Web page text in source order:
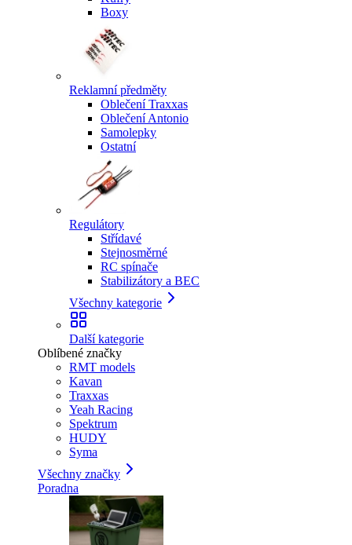
Boxy
Reklamní předměty
Oblečení Traxxas
Oblečení Antonio
Samolepky
Ostatní
Regulátory
Střídavé
Stejnosměrné
RC spínače
Stabilizátory a BEC
Všechny kategorie
Další kategorie
Oblíbené značky
RMT models
Kavan
Traxxas
Yeah Racing
Spektrum
HUDY
Syma
Všechny značky
Poradna